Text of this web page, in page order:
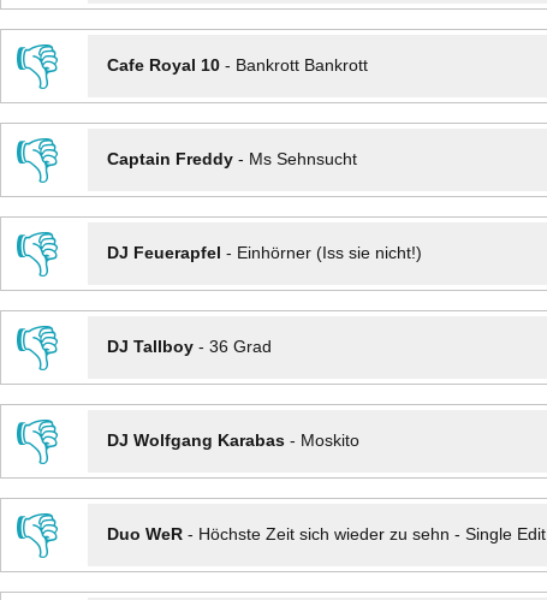
👎
Cafe Royal 10- Bankrott Bankrott
👎
Captain Freddy- Ms Sehnsucht
👎
DJ Feuerapfel - Einhörner (Iss sie nicht!)
👎
DJ Tallboy- 36 Grad
👎
DJ Wolfgang Karabas- Moskito
👎
Duo WeR- Höchste Zeit sich wieder zu sehn - Single Edit